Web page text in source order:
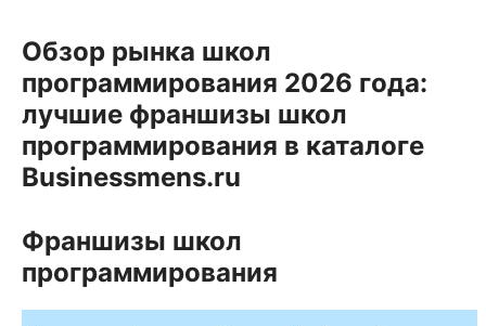
Обзор рынка школ
программирования 2026 года:
лучшие франшизы школ
программирования в каталоге
Businessmens.ru
Франшизы школ
программирования